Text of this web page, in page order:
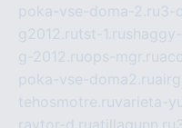
poka-vse-doma-2.ru3-
g2012.rutst-1.ru
g-2012.ruops-mgr.ru
poka-vse-doma2.ru
tehosmotre.ruvarieta-
raytor-d.ruatillagunn.ru